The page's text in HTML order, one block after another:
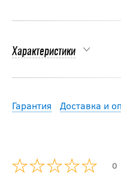
Характеристики
Гарантия Доставка и
0